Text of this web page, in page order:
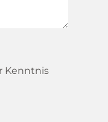
Kenntnis